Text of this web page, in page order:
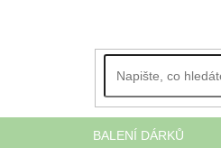
BALENÍ DÁRKŮ